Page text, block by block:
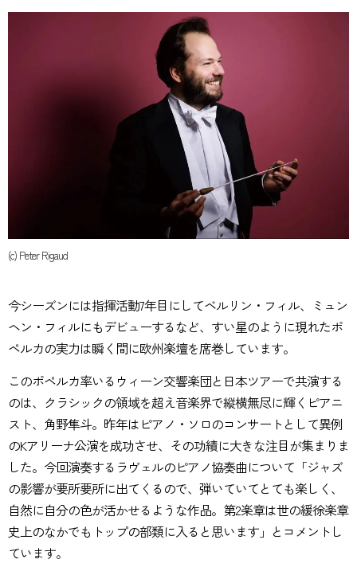
(c) Peter Rigaud
今シーズンには指揮活動7年目にしてベルリン・フィル、ミュン
ヘン・フィルにもデビューするなど、すい星のように現れたポ
ペルカの実力は瞬く間に欧州楽壇を席巻しています。
このポペルカ率いるウィーン交響楽団と日本ツアーで共演する
のは、クラシックの領域を超え音楽界で縦横無尽に輝くピアニ
スト、角野隼斗。昨年はピアノ・ソロのコンサートとして異例
のKアリーナ公演を成功させ、その功績に大きな注目が集まりま
した。今回演奏するラヴェルのピアノ協奏曲について「ジャズ
の影響が要所要所に出てくるので、弾いていてとても楽しく、
自然に自分の色が活かせるような作品。第2楽章は世の緩徐楽章
史上のなかでもトップの部類に入ると思います」とコメントし
ています。